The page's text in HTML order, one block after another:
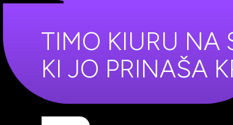
TIMO KIURU NA
KI JO PRINAŠA